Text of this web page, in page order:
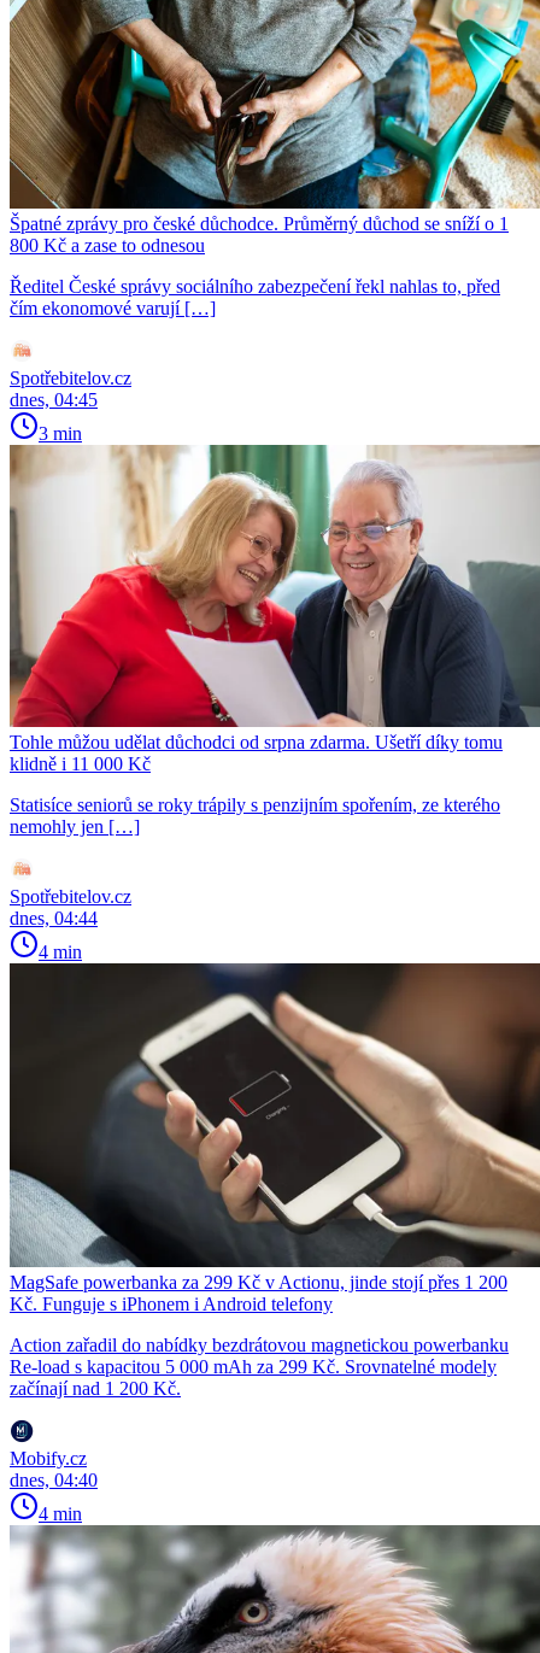
Špatné zprávy pro české důchodce. Průměrný důchod se sníží o 1
800 Kč a zase to odnesou
Ředitel České správy sociálního zabezpečení řekl nahlas to, před
čím ekonomové varují […]
Spotřebitelov.cz
dnes, 04:45
3 min
Tohle můžou udělat důchodci od srpna zdarma. Ušetří díky tomu
klidně i 11 000 Kč
Statisíce seniorů se roky trápily s penzijním spořením, ze kterého
nemohly jen […]
Spotřebitelov.cz
dnes, 04:44
4 min
MagSafe powerbanka za 299 Kč v Actionu, jinde stojí přes 1 200
Kč. Funguje s iPhonem i Android telefony
Action zařadil do nabídky bezdrátovou magnetickou powerbanku
Re-load s kapacitou 5 000 mAh za 299 Kč. Srovnatelné modely
začínají nad 1 200 Kč.
Mobify.cz
dnes, 04:40
4 min